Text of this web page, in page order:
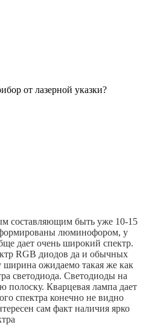
от лазерной указки?
составляющим быть уже 10-15
люминофором, у
дает очень широкий спектр.
RGB диодов да и обычных
ожидаемо такая же как
светодиода. Светодиоды на
полоску. Кварцевая лампа дает
спектра конечно не видно
сам факт наличия ярко